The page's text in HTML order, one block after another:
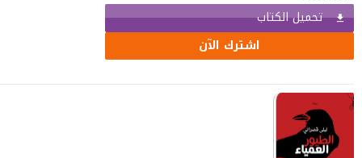
تحميل الكتاب
اشترك الآن